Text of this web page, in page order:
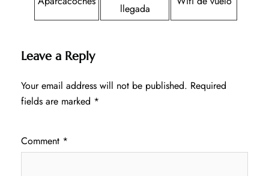
llegada
Leave a Reply
Your email address will not be published. Required
fields are marked *
Comment *